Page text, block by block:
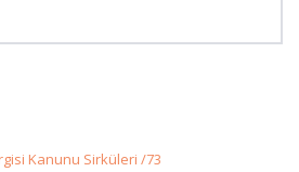
Kanunu Sirküleri /73